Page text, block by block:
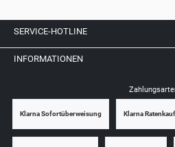
SERVICE-HOTLINE
INFORMATIONEN
Klarna Sofortüberweisung Klarna Ratenkauf